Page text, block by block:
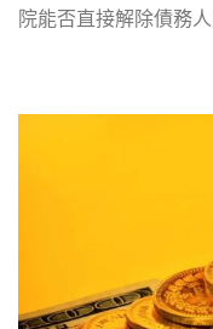
院能否直接解除債務